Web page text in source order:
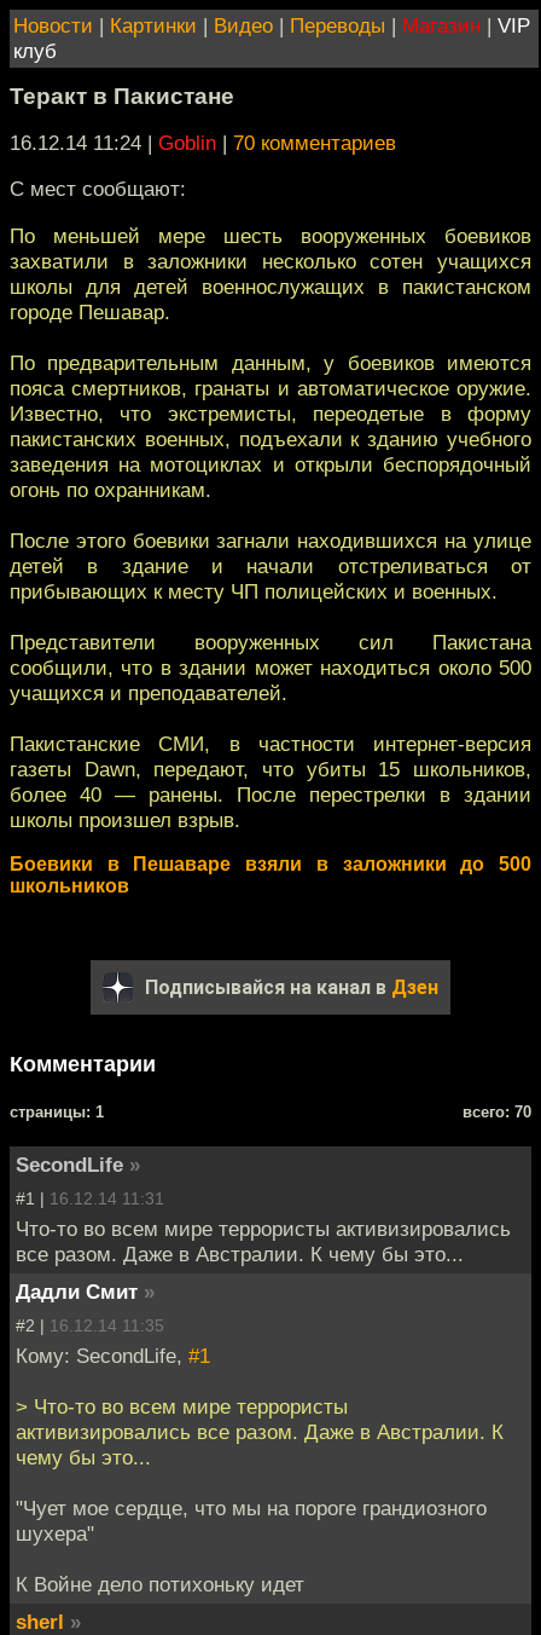
Новости | Картинки | Видео | Переводы | Магазин | VIP
клуб
Теракт в Пакистане
16.12.14 11:24 | Goblin | 70 комментариев
С мест сообщают:
По меньшей мере шесть вооруженных боевиков
захватили в заложники несколько сотен учащихся
школы для детей военнослужащих в пакистанском
городе Пешавар.
По предварительным данным, у боевиков имеются
пояса смертников, гранаты и автоматическое оружие.
Известно, что экстремисты, переодетые в форму
пакистанских военных, подъехали к зданию учебного
заведения на мотоциклах и открыли беспорядочный
огонь по охранникам.
После этого боевики загнали находившихся на улице
детей в здание и начали отстреливаться от
прибывающих к месту ЧП полицейских и военных.
Представители вооруженных сил Пакистана
сообщили, что в здании может находиться около 500
учащихся и преподавателей.
Пакистанские СМИ, в частности интернет-версия
газеты Dawn, передают, что убиты 15 школьников,
более 40 — ранены. После перестрелки в здании
школы произшел взрыв.
Боевики в Пешаваре взяли в заложники до 500
школьников
Подписывайся на канал в Дзен
Комментарии
cтраницы: 1 всего: 70
SecondLife »
#1 | 16.12.14 11:31
Что-то во всем мире террористы активизировались
все разом. Даже в Австралии. К чему бы это...
Дадли Смит »
#2 | 16.12.14 11:35
Кому: SecondLife, #1
> Что-то во всем мире террористы
активизировались все разом. Даже в Австралии. К
чему бы это...
"Чует мое сердце, что мы на пороге грандиозного
шухера"
К Войне дело потихоньку идет
sherl »